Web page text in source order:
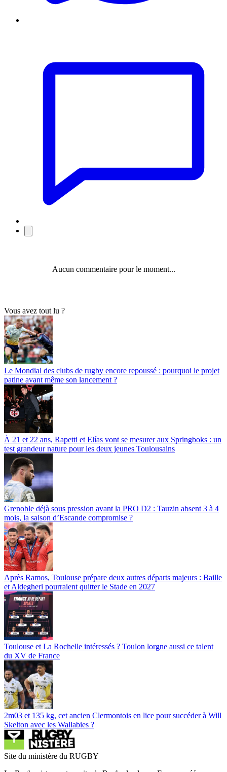
Aucun commentaire pour le moment...
Vous avez tout lu ?
Le Mondial des clubs de rugby encore repoussé : pourquoi le projet
patine avant même son lancement ?
À 21 et 22 ans, Rapetti et Elías vont se mesurer aux Springboks : un
test grandeur nature pour les deux jeunes Toulousains
Grenoble déjà sous pression avant la PRO D2 : Tauzin absent 3 à 4
mois, la saison d’Escande compromise ?
Après Ramos, Toulouse prépare deux autres départs majeurs : Baille
et Aldegheri pourraient quitter le Stade en 2027
Toulouse et La Rochelle intéressés ? Toulon lorgne aussi ce talent
du XV de France
2m03 et 135 kg, cet ancien Clermontois en lice pour succéder à Will
Skelton avec les Wallabies ?
Site du ministère du RUGBY